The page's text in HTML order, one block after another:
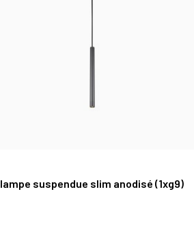
lampe suspendue slim anodisé (1xg9)